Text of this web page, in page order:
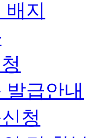
배지
발급안내
청